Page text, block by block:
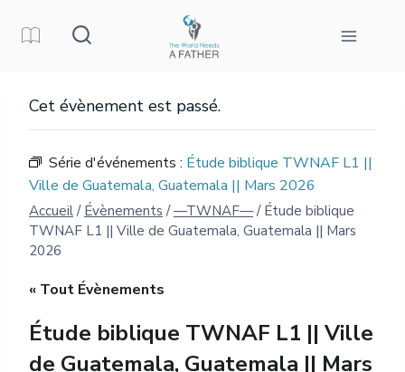
Cet évènement est passé.
Série d'événements : Étude biblique TWNAF L1 ||
Ville de Guatemala, Guatemala || Mars 2026
Accueil / Évènements / —TWNAF— / Étude biblique
TWNAF L1 || Ville de Guatemala, Guatemala || Mars
2026
« Tout Évènements
Étude biblique TWNAF L1 || Ville
de Guatemala, Guatemala || Mars